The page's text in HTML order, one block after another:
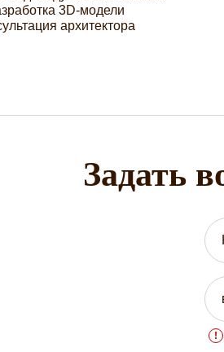
3D-модели
архитектора
Задать